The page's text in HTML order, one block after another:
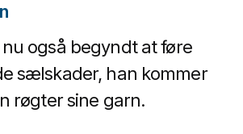
også begyndt at føre
sælskader, han kommer
røgter sine garn.